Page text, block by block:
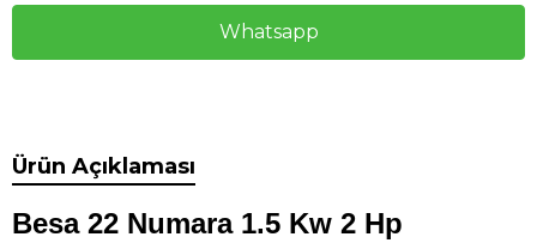
Whatsapp
Ürün Açıklaması
Besa 22 Numara 1.5 Kw 2 Hp